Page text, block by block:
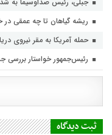
ریشه گیاهان تا چه عمقی در
حمله آمریکا به مقر نیروی
رئیس‌جمهور خواستار
ثبت دیدگاه